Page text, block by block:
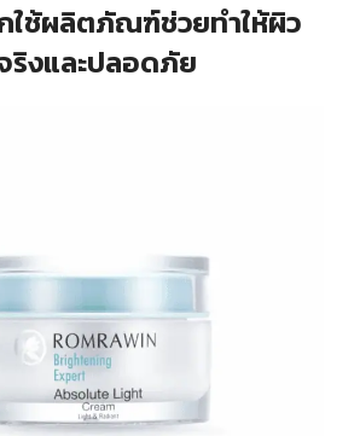
ใช้ผลิตภัณฑ์ช่วยทำให้ผิว
ริงและปลอดภัย